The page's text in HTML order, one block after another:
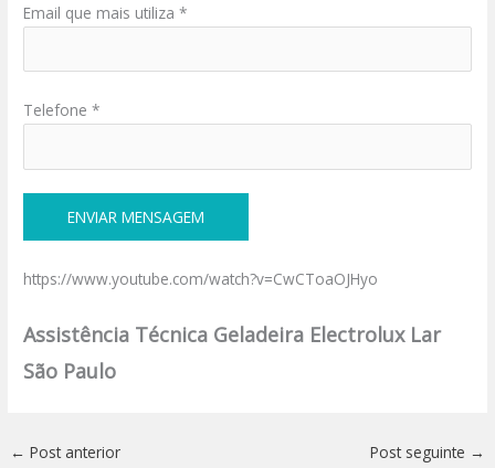
Email que mais utiliza *
Telefone *
https://www.youtube.com/watch?v=CwCToaOJHyo
Assistência Técnica Geladeira Electrolux Lar
São Paulo
← Post anterior Post seguinte →